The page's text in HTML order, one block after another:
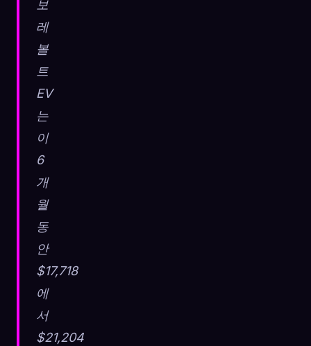
보
레
볼
트
EV
는
이
6
개
월
동
안
$17,718
에
서
$21,204